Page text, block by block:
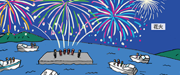
Legendary
最新達成プロジェクト 調達額が大